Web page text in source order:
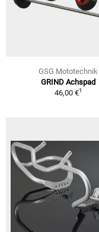
GSG Mototechnik
GRIND Achspad
46,00 €1